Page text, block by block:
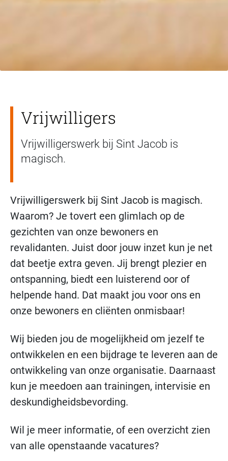
Vrijwilligers
Vrijwilligerswerk bij Sint Jacob is
magisch.
Vrijwilligerswerk bij Sint Jacob is magisch.
Waarom? Je tovert een glimlach op de
gezichten van onze bewoners en
revalidanten. Juist door jouw inzet kun je net
dat beetje extra geven. Jij brengt plezier en
ontspanning, biedt een luisterend oor of
helpende hand. Dat maakt jou voor ons en
onze bewoners en cliënten onmisbaar!
Wij bieden jou de mogelijkheid om jezelf te
ontwikkelen en een bijdrage te leveren aan de
ontwikkeling van onze organisatie. Daarnaast
kun je meedoen aan trainingen, intervisie en
deskundigheidsbevording.
Wil je meer informatie, of een overzicht zien
van alle openstaande vacatures?